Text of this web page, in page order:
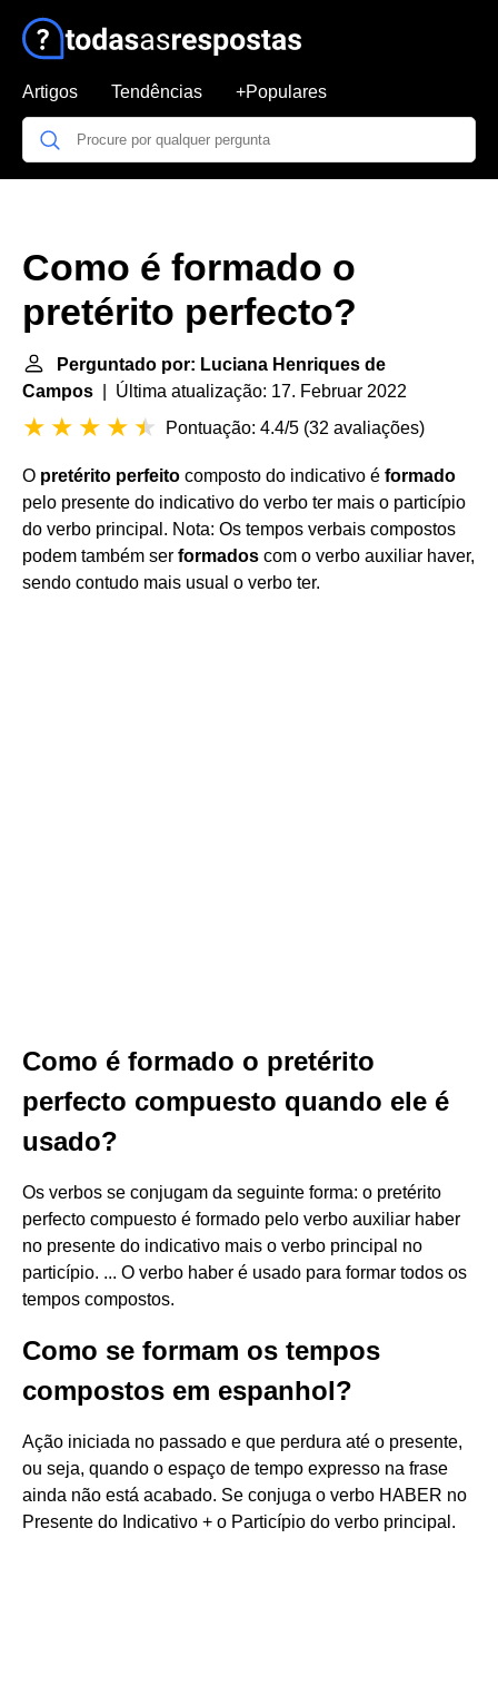
Artigos Tendências +Populares
Como é formado o
pretérito perfecto?
Perguntado por: Luciana Henriques de
Campos | Última atualização: 17. Februar 2022
Pontuação: 4.4/5 (32 avaliações)
O pretérito perfeito composto do indicativo é formado
pelo presente do indicativo do verbo ter mais o particípio
do verbo principal. Nota: Os tempos verbais compostos
podem também ser formados com o verbo auxiliar haver,
sendo contudo mais usual o verbo ter.
Como é formado o pretérito
perfecto compuesto quando ele é
usado?
Os verbos se conjugam da seguinte forma: o pretérito
perfecto compuesto é formado pelo verbo auxiliar haber
no presente do indicativo mais o verbo principal no
particípio. ... O verbo haber é usado para formar todos os
tempos compostos.
Como se formam os tempos
compostos em espanhol?
Ação iniciada no passado e que perdura até o presente,
ou seja, quando o espaço de tempo expresso na frase
ainda não está acabado. Se conjuga o verbo HABER no
Presente do Indicativo + o Particípio do verbo principal.